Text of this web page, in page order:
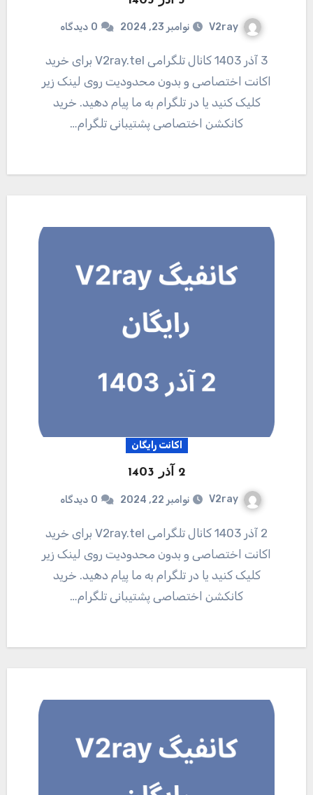
V2ray نوامبر 23, 2024 0 دیدگاه
3 آذر 1403 کانال تلگرامی V2ray.tel برای خرید
اکانت اختصاصی و بدون محدودیت روی لینک زیر
کلیک کنید یا در تلگرام به ما پیام دهید. خرید
کانکشن اختصاصی پشتیبانی تلگرام…
اکانت رایگان
2 آذر 1403
V2ray نوامبر 22, 2024 0 دیدگاه
2 آذر 1403 کانال تلگرامی V2ray.tel برای خرید
اکانت اختصاصی و بدون محدودیت روی لینک زیر
کلیک کنید یا در تلگرام به ما پیام دهید. خرید
کانکشن اختصاصی پشتیبانی تلگرام…